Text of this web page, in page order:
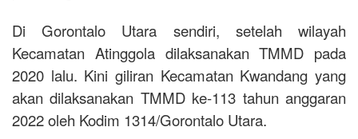
Di Gorontalo Utara sendiri, setelah wilayah
Kecamatan Atinggola dilaksanakan TMMD pada
2020 lalu. Kini giliran Kecamatan Kwandang yang
akan dilaksanakan TMMD ke-113 tahun anggaran
2022 oleh Kodim 1314/Gorontalo Utara.